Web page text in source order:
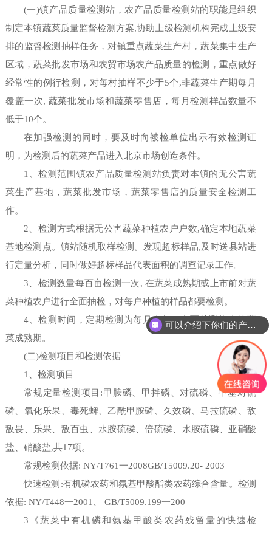
(一)镇产品质量检测站，农产品质量检测站的职能是组织
制定本镇蔬菜质量监督检测方案,协助上级检测机构完成上级安
排的监督检测抽样任务，对镇重点蔬菜生产村，蔬菜集中生产
区域，蔬菜批发市场和农贸市场农产品质量的检测，重点做好
经常性的例行检测，对每村抽样不少于5个,非蔬菜生产期每月
覆盖一次, 蔬菜批发市场和蔬菜零售店，每月检测样品数量不
低于10个。
在加强检测的同时，要及时向被检单位出示有效检测证
明，为检测后的蔬菜产品进入北京市场创造条件。
1、检测范围镇农产品质量检测站负责对本镇的无公害蔬
菜生产基地，蔬菜批发市场，蔬菜零售店的质量安全检测工
作。
2、检测方式根据无公害蔬菜种植农户户数,确定本地蔬菜
基地检测点。镇站随机取样检测。发现超标样品,及时送县站进
行定量分析，同时做好超标样品代表面积的调查记录工作。
3、检测数量每百亩检测一次, 在蔬菜成熟期或上市前对蔬
菜种植农户进行全面抽检，对每户种植的样品都要检测。
4、检测时间，定期检测为每月上旬，全面检测为当地蔬
菜成熟期。
(二)检测项目和检测依据
1、检测项目
常规定量检测项目:甲胺磷、甲拌磷、对硫磷、甲基对硫
磷、氧化乐果、毒死蜱、乙酰甲胺磷、久效磷、马拉硫磷、敌
敌畏、乐果、敌百虫、水胺硫磷、倍硫磷、水胺硫磷、亚硝酸
盐、硝酸盐,共17项。
常规检测依据: NY/T761一2008GB/T5009.20- 2003
快速检测:有机磷农药和氛基甲酸酯类农药综合含量。检测
依据: NY/T448一2001、 GB/T5009.199一200
3《蔬菜中有机磷和氨基甲酸类农药残留量的快速检
可以介绍下你们的产品么
你们是怎么收费的呢